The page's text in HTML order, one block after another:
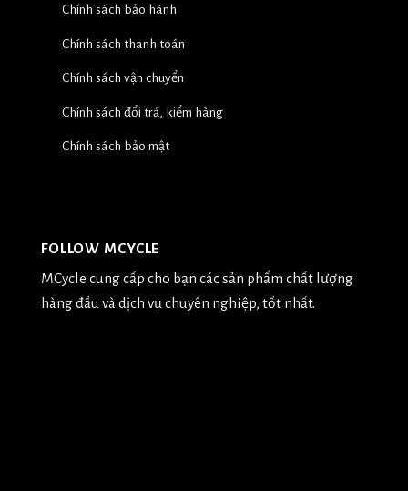
Chính sách bảo hành
Chính sách thanh toán
Chính sách vận chuyển
Chính sách đổi trả, kiểm hàng
Chính sách bảo mật
FOLLOW MCYCLE
MCycle cung cấp cho bạn các sản phẩm chất lượng
hàng đầu và dịch vụ chuyên nghiệp, tốt nhất.